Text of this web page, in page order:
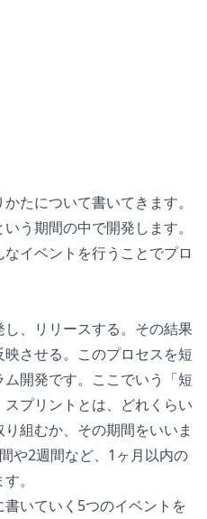
たについて書いてきます。
う期間の中で開発します。
イベントを行うことでプロ
、リリースする。その結果
させる。このプロセスを短
開発です。ここでいう「短
プリントとは、どれくらい
組むか、その期間をいいま
や2週間など、1ヶ月以内の
。
いていく5つのイベントを